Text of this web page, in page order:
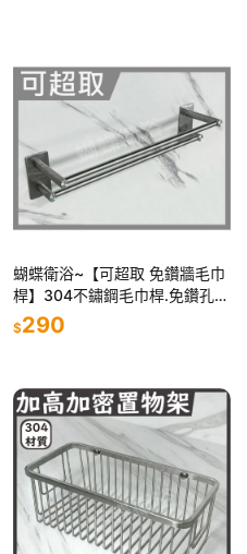
蝴蝶衛浴~【可超取 免鑽牆毛巾
桿】304不鏽鋼毛巾桿.免鑽孔毛
巾桿.免鑽孔貼毛巾桿.輕鬆diy.毛
巾桿.掛毛巾.掛浴巾
$290